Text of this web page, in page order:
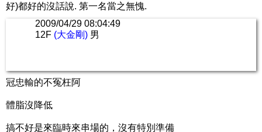
好)都好的沒話說. 第一名當之無愧.
2009/04/29 08:04:49
12F (大金剛) 男
冠忠輸的不冤枉阿
體脂沒降低
搞不好是來臨時來串場的，沒有特別準備